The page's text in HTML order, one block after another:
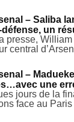
– Saliba
un
presse,
central
–
une
jours de la
face au Paris